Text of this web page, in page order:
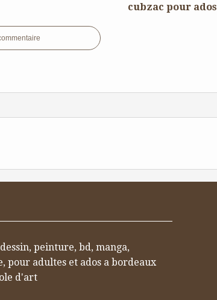
cubzac pour ados
peinture, bd, manga,
pour adultes et ados a bordeaux
d'art